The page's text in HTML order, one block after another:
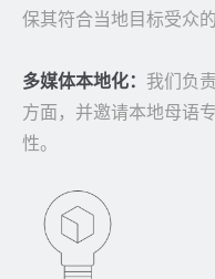
保其符合当地目标受众
多媒体本地化： 我们负
方面，并邀请本地母语
性。